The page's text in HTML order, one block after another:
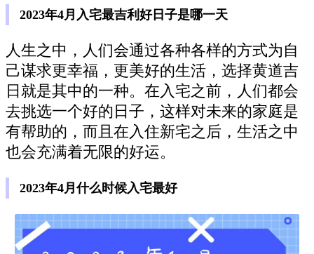
2023年4月入宅最吉利好日子是哪一天
人生之中，人们会通过各种各样的方式为自
己谋求更幸福，更美好的生活，选择黄道吉
日就是其中的一种。在入宅之前，人们都会
去挑选一个好的日子，这样对未来的家庭是
有帮助的，而且在入住新宅之后，生活之中
也会充满着无限的好运。
2023年4月什么时候入宅最好